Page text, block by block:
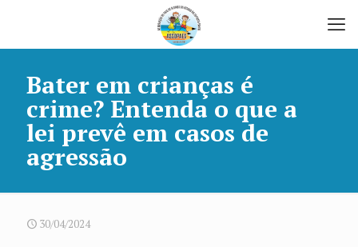
Bater em crianças é
crime? Entenda o que a
lei prevê em casos de
agressão
30/04/2024